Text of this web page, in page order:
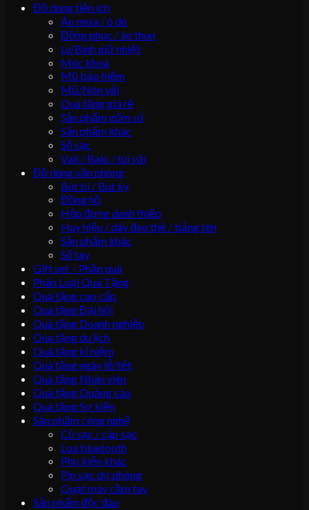
Đồ dùng tiện ích
Áo mưa / ô dù
Đồng phục / áo thun
Ly/Bình giữ nhiệt
Móc khoá
Mũ bảo hiểm
Mũ/Nón vải
Quà tặng giá rẻ
Sản phẩm gốm sứ
Sản phẩm khác
Sổ sạc
Vali / Balo / túi vải
Đồ dùng văn phòng
Bút bi / Bút ký
Đồng hồ
Hộp đựng danh thiếp
Huy hiệu / dây đeo thẻ / bảng tên
Sản phẩm khác
Sổ tay
Gift set – Phần quà
Phân Loại Quà Tặng
Quà tặng cao cấp
Quà tặng Đại hội
Quà tặng Doanh nghiệp
Qùa tặng du lịch
Quà tặng kỉ niệm
Quà tặng ngày lễ/tết
Quà tặng Nhân viên
Quà tặng Quảng cáo
Quà tặng Sự kiện
Sản phẩm công nghệ
Củ sạc / cáp sạc
Loa bluetooth
Phụ kiện khác
Pin sạc dự phòng
Quạt máy cầm tay
Sản phẩm độc đáo